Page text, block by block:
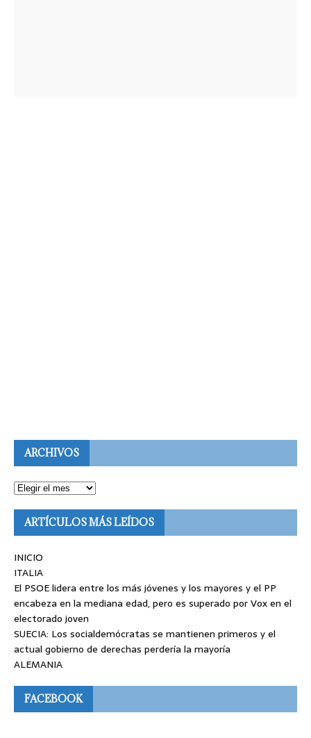
ARCHIVOS
ARTÍCULOS MÁS LEÍDOS
INICIO
ITALIA
El PSOE lidera entre los más jóvenes y los mayores y el PP
encabeza en la mediana edad, pero es superado por Vox en el
electorado joven
SUECIA: Los socialdemócratas se mantienen primeros y el
actual gobierno de derechas perdería la mayoría
ALEMANIA
FACEBOOK